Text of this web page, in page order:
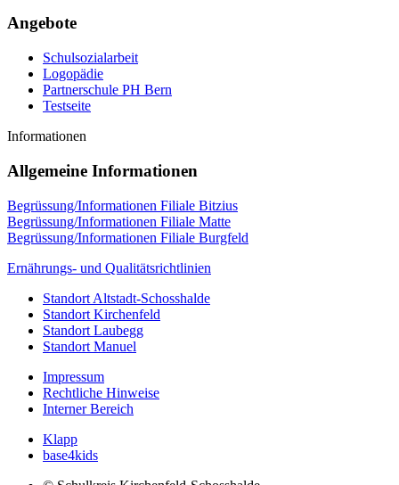
Angebote
Schulsozialarbeit
Logopädie
Partnerschule PH Bern
Testseite
Informationen
Allgemeine Informationen
Begrüssung/Informationen Filiale Bitzius
Begrüssung/Informationen Filiale Matte
Begrüssung/Informationen Filiale Burgfeld
Ernährungs- und Qualitätsrichtlinien
Standort Altstadt-Schosshalde
Standort Kirchenfeld
Standort Laubegg
Standort Manuel
Impressum
Rechtliche Hinweise
Interner Bereich
Klapp
base4kids